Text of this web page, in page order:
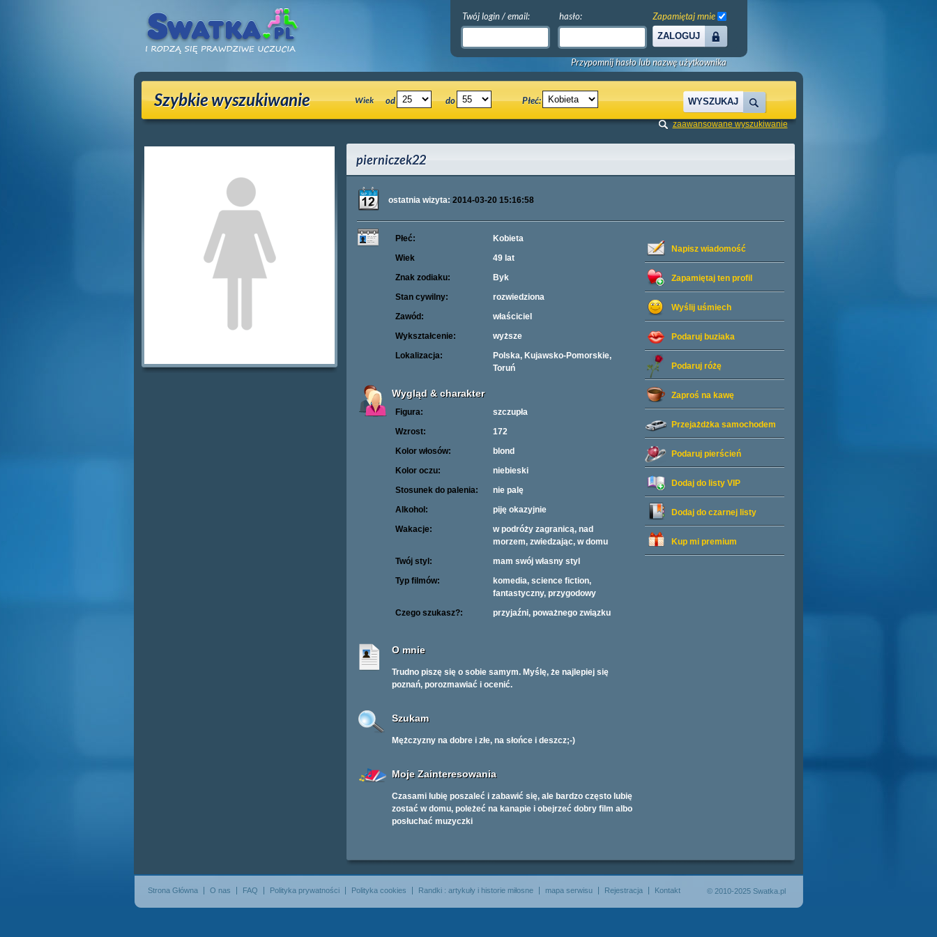
Twój login / email: hasło:
ZALOGUJ
Zapamiętaj mnie
Przypomnij hasło lub nazwę użytkownika
Szybkie wyszukiwanie Wiek od do Płeć: WYSZUKAJ
zaawansowane wyszukiwanie
pierniczek22
ostatnia wizyta: 2014-03-20 15:16:58
Napisz wiadomość
Zapamiętaj ten profil
Wyślij uśmiech
Podaruj buziaka
Podaruj różę
Zaproś na kawę
Przejażdżka samochodem
Podaruj pierścień
Dodaj do listy VIP
Dodaj do czarnej listy
Kup mi premium
Płeć:
Kobieta
Wiek
49 lat
Znak zodiaku:
Byk
Stan cywilny:
rozwiedziona
Zawód:
właściciel
Wykształcenie:
wyższe
Lokalizacja:
Polska, Kujawsko-Pomorskie,
Toruń
Wygląd & charakter
Figura:
szczupła
Wzrost:
172
Kolor włosów:
blond
Kolor oczu:
niebieski
Stosunek do palenia:
nie palę
Alkohol:
piję okazyjnie
Wakacje:
w podróży zagranicą, nad
morzem, zwiedzając, w domu
Twój styl:
mam swój własny styl
Typ filmów:
komedia, science fiction,
fantastyczny, przygodowy
Czego szukasz?:
przyjaźni, poważnego związku
O mnie
Trudno piszę się o sobie samym. Myślę, że najlepiej się
poznań, porozmawiać i ocenić.
Szukam
Mężczyzny na dobre i złe, na słońce i deszcz;-)
Moje Zainteresowania
Czasami lubię poszaleć i zabawić się, ale bardzo często lubię
zostać w domu, poleżeć na kanapie i obejrzeć dobry film albo
posłuchać muzyczki
Strona Główna O nas FAQ Polityka prywatności Polityka cookies Randki : artykuły i historie miłosne mapa serwisu Rejestracja Kontakt © 2010-2025 Swatka.pl